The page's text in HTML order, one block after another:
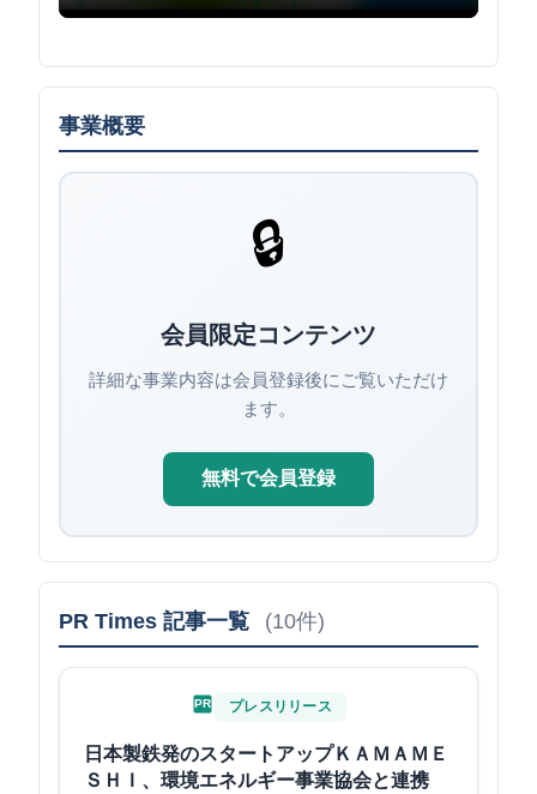
事業概要
🔒
会員限定コンテンツ
詳細な事業内容は会員登録後にご覧いただけ
ます。
無料で会員登録
PR Times 記事一覧 (10件)
PR プレスリリース
日本製鉄発のスタートアップＫＡＭＡＭＥ
ＳＨＩ、環境エネルギー事業協会と連携